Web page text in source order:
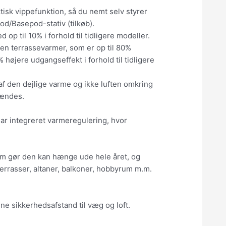
vippefunktion, så du nemt selv styrer
Basepod-stativ (tilkøb).
op til 10% i forhold til tidligere modeller.
terrassevarmer, som er op til 80%
højere udgangseffekt i forhold til tidligere
den dejlige varme og ikke luften omkring
integreret varmeregulering, hvor
gør den kan hænge ude hele året, og
altaner, balkoner, hobbyrum m.m.
sikkerhedsafstand til væg og loft.